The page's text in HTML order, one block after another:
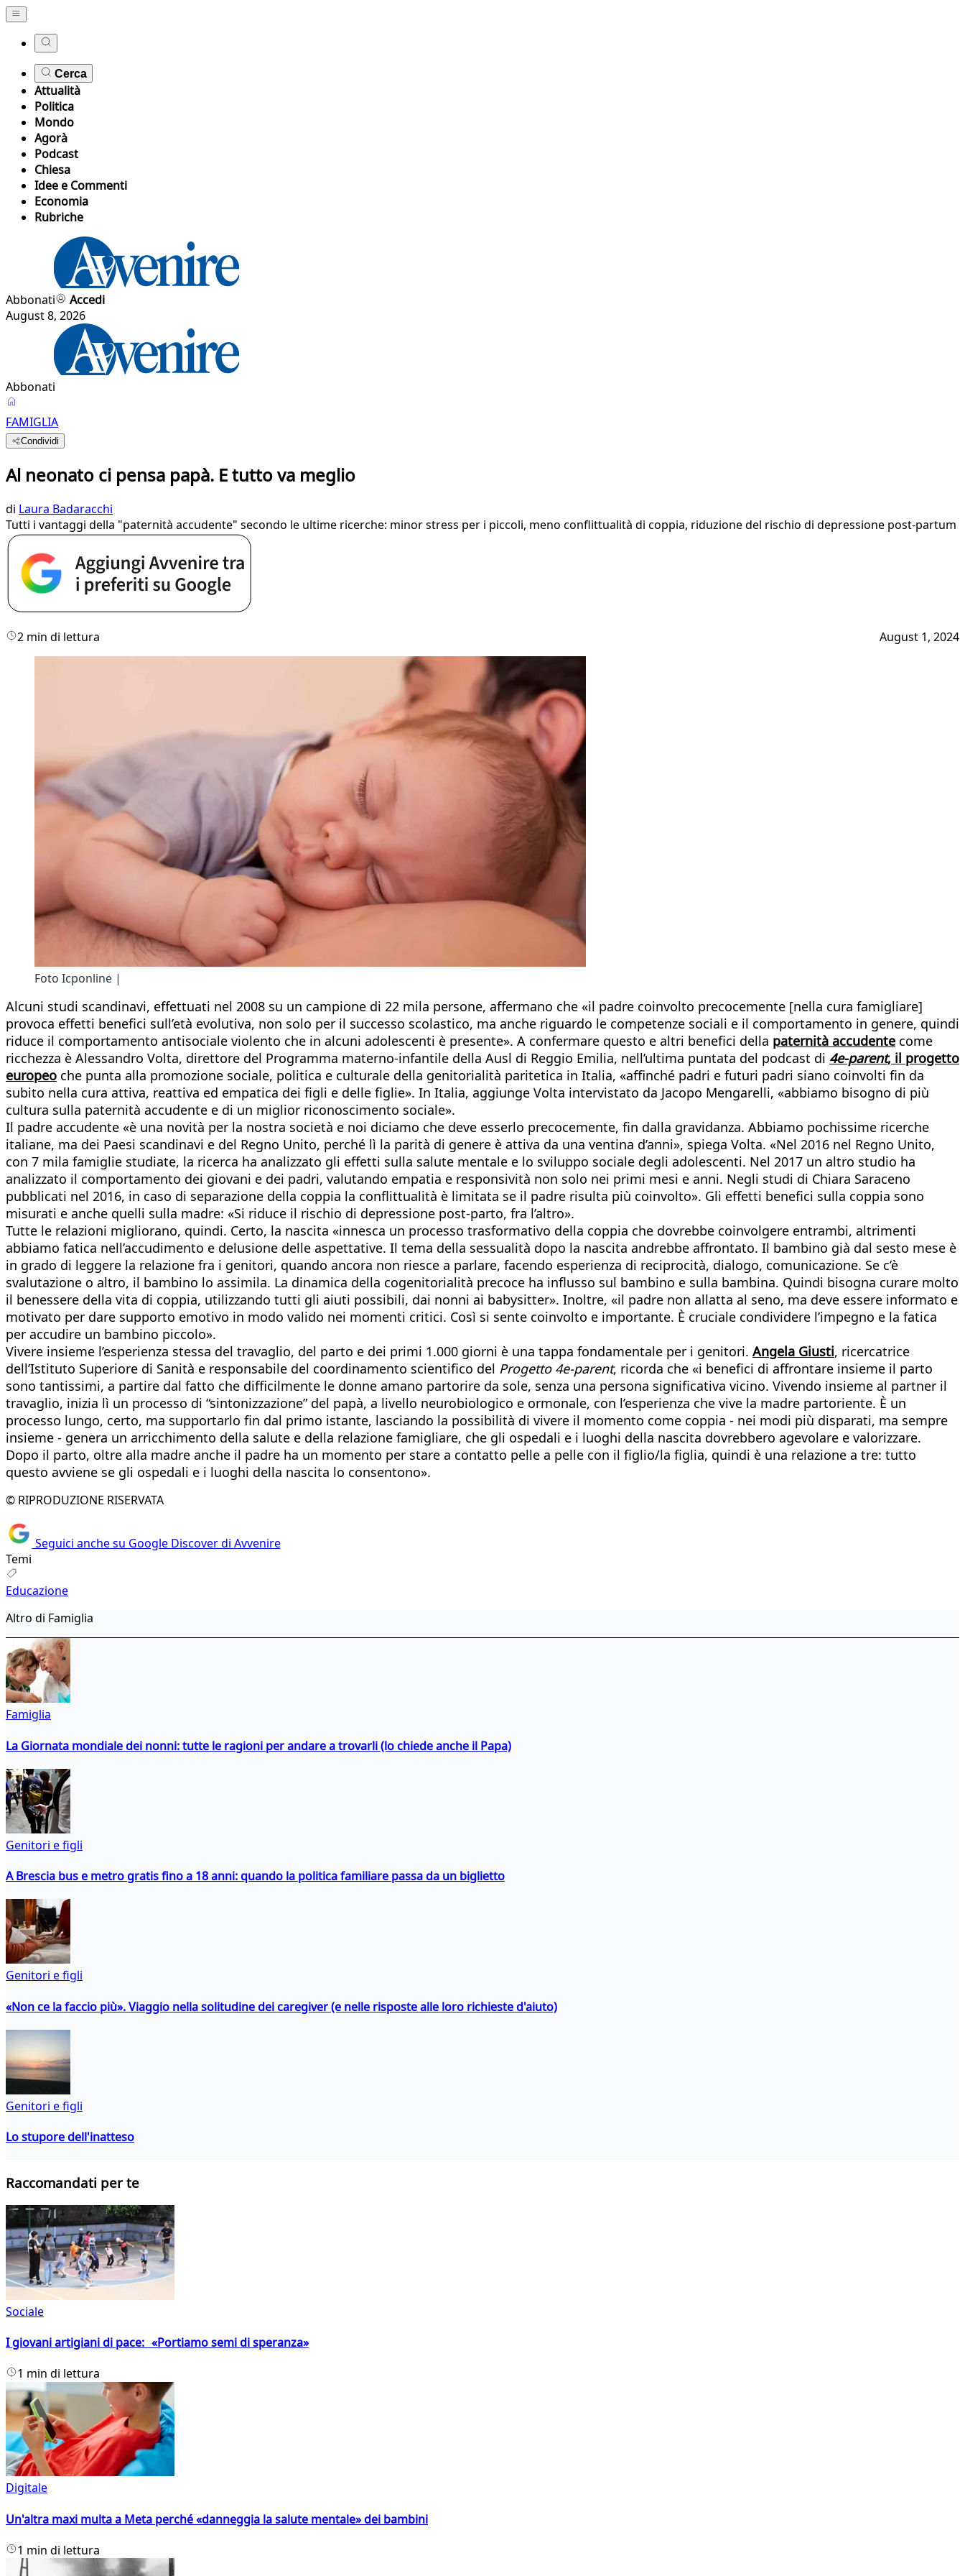
Cerca
Attualità
Politica
Mondo
Agorà
Podcast
Chiesa
Idee e Commenti
Economia
Rubriche
Abbonati
Accedi
August 8, 2026
Abbonati
FAMIGLIA
Condividi
Al neonato ci pensa papà. E tutto va meglio
di Laura Badaracchi
Tutti i vantaggi della "paternità accudente" secondo le ultime ricerche: minor stress per i piccoli, meno conflittualità di coppia, riduzione del rischio di depressione post-partum
2 min di lettura August 1, 2024
Foto Icponline |
Alcuni studi scandinavi, effettuati nel 2008 su un campione di 22 mila persone, affermano che «il padre coinvolto precocemente [nella cura famigliare]
provoca effetti benefici sull’età evolutiva, non solo per il successo scolastico, ma anche riguardo le competenze sociali e il comportamento in genere, quindi
riduce il comportamento antisociale violento che in alcuni adolescenti è presente». A confermare questo e altri benefici della paternità accudente come
ricchezza è Alessandro Volta, direttore del Programma materno-infantile della Ausl di Reggio Emilia, nell’ultima puntata del podcast di 4e-parent, il progetto
europeo che punta alla promozione sociale, politica e culturale della genitorialità paritetica in Italia, «affinché padri e futuri padri siano coinvolti fin da
subito nella cura attiva, reattiva ed empatica dei figli e delle figlie». In Italia, aggiunge Volta intervistato da Jacopo Mengarelli, «abbiamo bisogno di più
cultura sulla paternità accudente e di un miglior riconoscimento sociale».
Il padre accudente «è una novità per la nostra società e noi diciamo che deve esserlo precocemente, fin dalla gravidanza. Abbiamo pochissime ricerche
italiane, ma dei Paesi scandinavi e del Regno Unito, perché lì la parità di genere è attiva da una ventina d’anni», spiega Volta. «Nel 2016 nel Regno Unito,
con 7 mila famiglie studiate, la ricerca ha analizzato gli effetti sulla salute mentale e lo sviluppo sociale degli adolescenti. Nel 2017 un altro studio ha
analizzato il comportamento dei giovani e dei padri, valutando empatia e responsività non solo nei primi mesi e anni. Negli studi di Chiara Saraceno
pubblicati nel 2016, in caso di separazione della coppia la conflittualità è limitata se il padre risulta più coinvolto». Gli effetti benefici sulla coppia sono
misurati e anche quelli sulla madre: «Si riduce il rischio di depressione post-parto, fra l’altro».
Tutte le relazioni migliorano, quindi. Certo, la nascita «innesca un processo trasformativo della coppia che dovrebbe coinvolgere entrambi, altrimenti
abbiamo fatica nell’accudimento e delusione delle aspettative. Il tema della sessualità dopo la nascita andrebbe affrontato. Il bambino già dal sesto mese è
in grado di leggere la relazione fra i genitori, quando ancora non riesce a parlare, facendo esperienza di reciprocità, dialogo, comunicazione. Se c’è
svalutazione o altro, il bambino lo assimila. La dinamica della cogenitorialità precoce ha influsso sul bambino e sulla bambina. Quindi bisogna curare molto
il benessere della vita di coppia, utilizzando tutti gli aiuti possibili, dai nonni ai babysitter». Inoltre, «il padre non allatta al seno, ma deve essere informato e
motivato per dare supporto emotivo in modo valido nei momenti critici. Così si sente coinvolto e importante. È cruciale condividere l’impegno e la fatica
per accudire un bambino piccolo».
Vivere insieme l’esperienza stessa del travaglio, del parto e dei primi 1.000 giorni è una tappa fondamentale per i genitori. Angela Giusti, ricercatrice
dell’Istituto Superiore di Sanità e responsabile del coordinamento scientifico del Progetto 4e-parent, ricorda che «i benefici di affrontare insieme il parto
sono tantissimi, a partire dal fatto che difficilmente le donne amano partorire da sole, senza una persona significativa vicino. Vivendo insieme al partner il
travaglio, inizia lì un processo di “sintonizzazione” del papà, a livello neurobiologico e ormonale, con l’esperienza che vive la madre partoriente. È un
processo lungo, certo, ma supportarlo fin dal primo istante, lasciando la possibilità di vivere il momento come coppia - nei modi più disparati, ma sempre
insieme - genera un arricchimento della salute e della relazione famigliare, che gli ospedali e i luoghi della nascita dovrebbero agevolare e valorizzare.
Dopo il parto, oltre alla madre anche il padre ha un momento per stare a contatto pelle a pelle con il figlio/la figlia, quindi è una relazione a tre: tutto
questo avviene se gli ospedali e i luoghi della nascita lo consentono».
© RIPRODUZIONE RISERVATA
Seguici anche su Google Discover di Avvenire
Temi
Educazione
Altro di Famiglia
Famiglia
La Giornata mondiale dei nonni: tutte le ragioni per andare a trovarli (lo chiede anche il Papa)
Genitori e figli
A Brescia bus e metro gratis fino a 18 anni: quando la politica familiare passa da un biglietto
Genitori e figli
«Non ce la faccio più». Viaggio nella solitudine dei caregiver (e nelle risposte alle loro richieste d'aiuto)
Genitori e figli
Lo stupore dell'inatteso
Raccomandati per te
Sociale
I giovani artigiani di pace: «Portiamo semi di speranza»
1 min di lettura
Digitale
Un'altra maxi multa a Meta perché «danneggia la salute mentale» dei bambini
1 min di lettura